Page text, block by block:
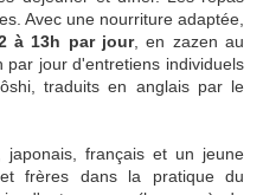
Avec une nourriture adaptée,
à 13h par jour, en zazen au
par jour d'entretiens individuels
traduits en anglais par le
français et un jeune
frères dans la pratique du